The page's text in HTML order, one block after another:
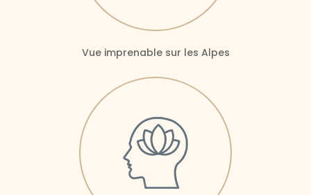
Vue imprenable sur les Alpes